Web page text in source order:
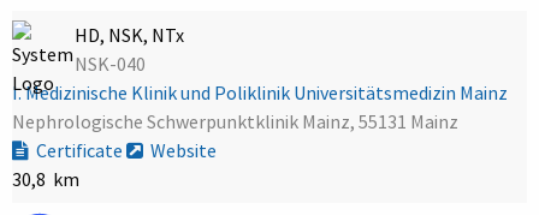
HD, NSK, NTx
NSK-040
I. Medizinische Klinik und Poliklinik Universitätsmedizin Mainz
Nephrologische Schwerpunktklinik Mainz, 55131 Mainz
Certificate
Website
30,8 km